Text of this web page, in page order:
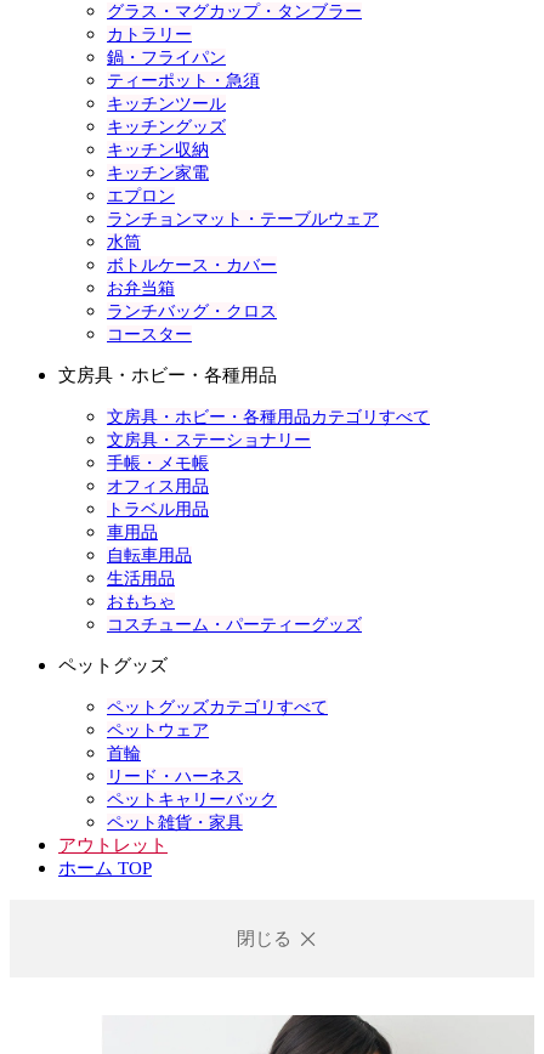
グラス・マグカップ・タンブラー
カトラリー
鍋・フライパン
ティーポット・急須
キッチンツール
キッチングッズ
キッチン収納
キッチン家電
エプロン
ランチョンマット・テーブルウェア
水筒
ボトルケース・カバー
お弁当箱
ランチバッグ・クロス
コースター
文房具・ホビー・各種用品
文房具・ホビー・各種用品カテゴリすべて
文房具・ステーショナリー
手帳・メモ帳
オフィス用品
トラベル用品
車用品
自転車用品
生活用品
おもちゃ
コスチューム・パーティーグッズ
ペットグッズ
ペットグッズカテゴリすべて
ペットウェア
首輪
リード・ハーネス
ペットキャリーバック
ペット雑貨・家具
アウトレット
ホーム TOP
閉じる